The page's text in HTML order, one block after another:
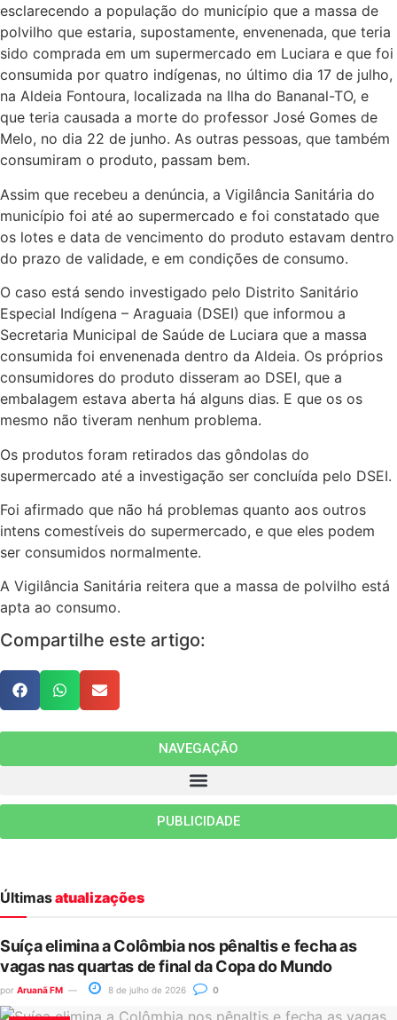
esclarecendo a população do município que a massa de
polvilho que estaria, supostamente, envenenada, que teria
sido comprada em um supermercado em Luciara e que foi
consumida por quatro indígenas, no último dia 17 de julho,
na Aldeia Fontoura, localizada na Ilha do Bananal-TO, e
que teria causada a morte do professor José Gomes de
Melo, no dia 22 de junho. As outras pessoas, que também
consumiram o produto, passam bem.
Assim que recebeu a denúncia, a Vigilância Sanitária do
município foi até ao supermercado e foi constatado que
os lotes e data de vencimento do produto estavam dentro
do prazo de validade, e em condições de consumo.
O caso está sendo investigado pelo Distrito Sanitário
Especial Indígena – Araguaia (DSEI) que informou a
Secretaria Municipal de Saúde de Luciara que a massa
consumida foi envenenada dentro da Aldeia. Os próprios
consumidores do produto disseram ao DSEI, que a
embalagem estava aberta há alguns dias. E que os os
mesmo não tiveram nenhum problema.
Os produtos foram retirados das gôndolas do
supermercado até a investigação ser concluída pelo DSEI.
Foi afirmado que não há problemas quanto aos outros
intens comestíveis do supermercado, e que eles podem
ser consumidos normalmente.
A Vigilância Sanitária reitera que a massa de polvilho está
apta ao consumo.
Compartilhe este artigo:
NAVEGAÇÃO
PUBLICIDADE
Últimasatualizações
Suíça elimina a Colômbia nos pênaltis e fecha as
vagas nas quartas de final da Copa do Mundo
por Aruanã FM 8 de julho de 2026 0